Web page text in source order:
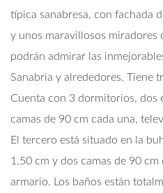
típica sanabresa, con fachada
y unos maravillosos miradores
podrán admirar las
Sanabria y alrededores. Tiene
Cuenta con 3 dormitorios, dos
camas de 90 cm cada una,
El tercero está situado en la
1,50 cm y dos camas de 90
armario. Los baños están